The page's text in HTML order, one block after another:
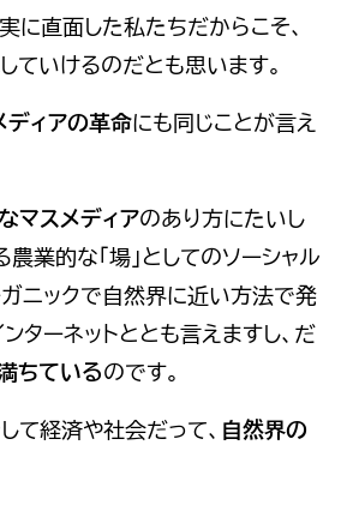
に直面した私たちだからこそ、
ていけるのだとも思います。
ディアの革命にも同じことが言え
マスメディアのあり方にたいし
業的な「場」としてのソーシャル
ガニックで自然界に近い方法で発
ターネットととも言えますし、だ
ちているのです。
て経済や社会だって、 自然界の